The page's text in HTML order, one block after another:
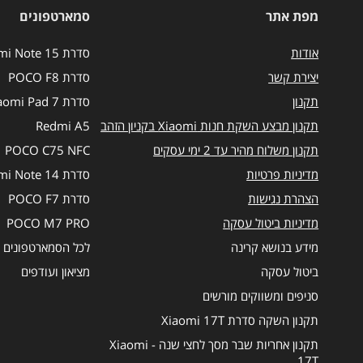
לרשימת
מפת אתר
אודות
יצירת קשר
תקנון
תקנון מבצע השקת חנות Xiaomi בקניון הזהב
תקנון משלוח מהיר עד 2 ימי עסקים
מדיניות פרטיות
הצהרת נגישות
מדיניות ביטול עסקה
מידע בנושא קרינה
ביטול עסקה
סניפים ומשווקים מורשים
תקנון השקה סדרת Xiaomi 17T
תקנון אחריות שבר מסך לחצי שנה - Xiaomi
סמארטפונים
סדרת Redmi Note 15
סדרת POCO F8
סדרת Xiaomi Pad 7
Redmi A5
POCO C75 NFC
סדרת Redmi Note 14
סדרת POCO F7
POCO M7 PRO
לכל הסמארטפונים
מציאון ועודפים